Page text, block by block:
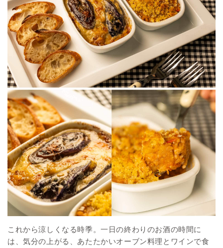
これから涼しくなる時季。一日の終わりのお酒の時間に
は、気分の上がる、あたたかいオーブン料理とワインで食